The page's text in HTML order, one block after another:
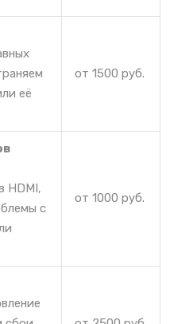
её
от 1500 руб.
HDMI,
с
от 1000 руб.